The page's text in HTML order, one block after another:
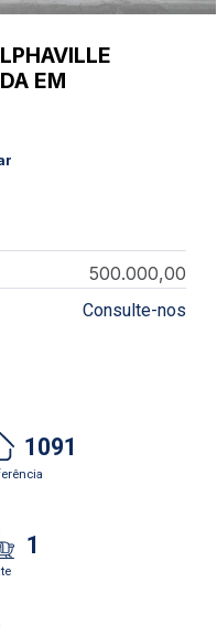
EM
500.000,00
Consulte-nos
1091
1